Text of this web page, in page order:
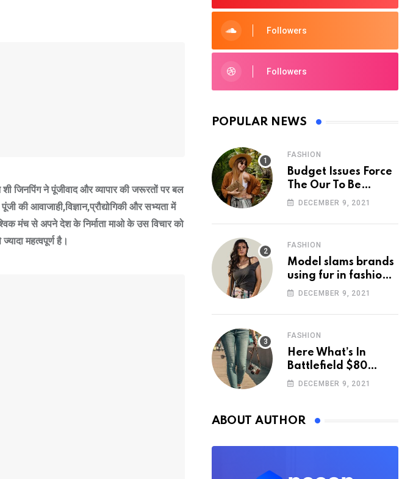
जिनपिंग ने पूंजीवाद और व्यापार की जरूरतों पर बल
की आवाजाही,विज्ञान,प्रौद्योगिकी और सभ्यता में
मंच से अपने देश के निर्माता माओ के उस विचार को
महत्वपूर्ण है।
Followers
Followers
POPULAR NEWS
FASHION
Budget Issues Force
The Our To Be
Cancelled
DECEMBER 9, 2021
FASHION
Model slams brands
using fur in fashion
after walking off
DECEMBER 9, 2021
FASHION
Here What’s In
Battlefield $80
Deluxe Edition
DECEMBER 9, 2021
ABOUT AUTHOR